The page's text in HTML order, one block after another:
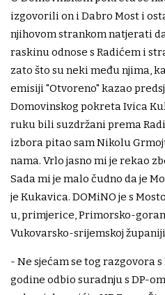
izgovorili on i Dabro Most i
njihovom strankom natjerati
raskinu odnose s Radićem i
zato što su neki među njima,
emisiji "Otvoreno" kazao
Domovinskog pokreta Ivica
ruku bili suzdržani prema
izbora pitao sam Nikolu
nama. Vrlo jasno mi je rekao
Sada mi je malo čudno da je
je Kukavica. DOMiNO je s
u, primjerice, Primorsko-
Vukovarsko-srijemskoj
- Ne sjećam se tog razgovora
godine odbio suradnju s DP-